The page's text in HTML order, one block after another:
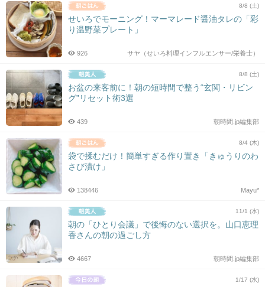
8/8 (土)
せいろでモーニング！マーマレード醤油タレの「彩
り温野菜プレート」
サヤ（せいろ料理インフルエンサー/栄養士）
926
8/8 (土)
お盆の来客前に！朝の短時間で整う“玄関・リビン
グ”リセット術3選
朝時間.jp編集部
439
8/4 (木)
袋で揉むだけ！簡単すぎる作り置き「きゅうりのわ
さび漬け」
Mayu*
138446
11/1 (水)
朝の「ひとり会議」で後悔のない選択を。山口恵理
香さんの朝の過ごし方
朝時間.jp編集部
4667
1/17 (水)